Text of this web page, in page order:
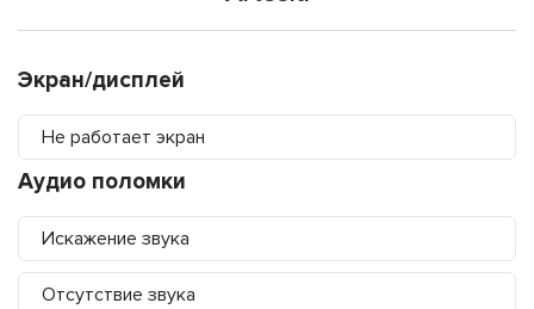
Экран/дисплей
Не работает экран
Аудио поломки
Искажение звука
Отсутствие звука